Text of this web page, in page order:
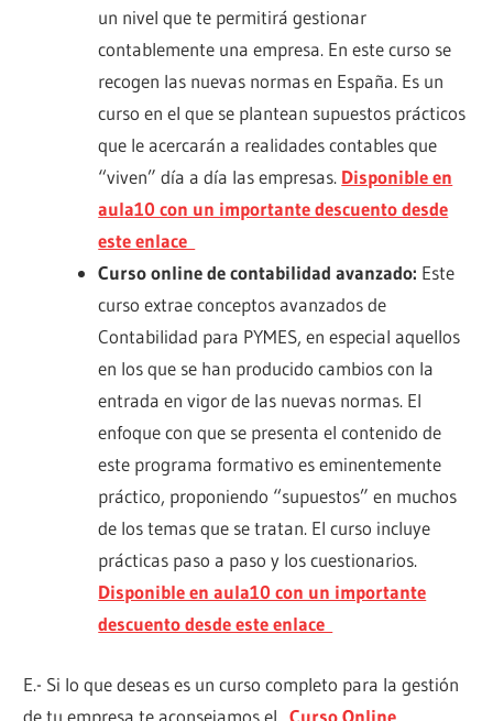
un nivel que te permitirá gestionar
contablemente una empresa. En este curso se
recogen las nuevas normas en España. Es un
curso en el que se plantean supuestos prácticos
que le acercarán a realidades contables que
“viven” día a día las empresas. Disponible en
aula10 con un importante descuento desde
este enlace
Curso online de contabilidad avanzado: Este
curso extrae conceptos avanzados de
Contabilidad para PYMES, en especial aquellos
en los que se han producido cambios con la
entrada en vigor de las nuevas normas. El
enfoque con que se presenta el contenido de
este programa formativo es eminentemente
práctico, proponiendo “supuestos” en muchos
de los temas que se tratan. El curso incluye
prácticas paso a paso y los cuestionarios.
Disponible en aula10 con un importante
descuento desde este enlace
E.- Si lo que deseas es un curso completo para la gestión
de tu empresa te aconsejamos elCurso Online